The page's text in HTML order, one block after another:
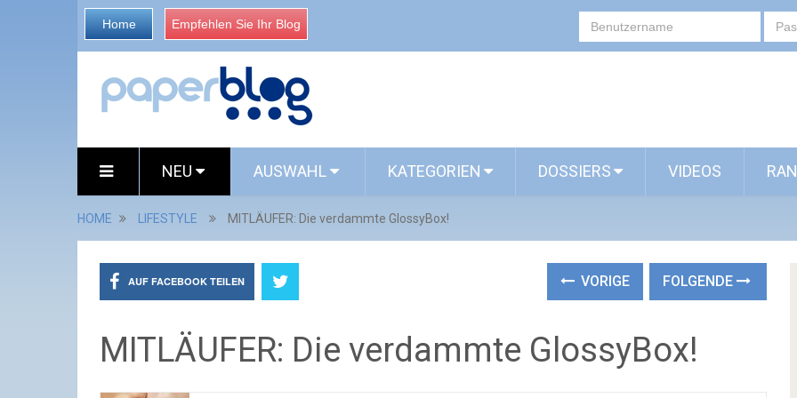
Home Empfehlen Sie Ihr Blog
NEU AUSWAHL KATEGORIEN DOSSIERS VIDEOS
HOME LIFESTYLE MITLÄUFER: Die verdammte GlossyBox!
AUF FACEBOOK TEILEN VORIGE FOLGENDE
MITLÄUFER: Die verdammte GlossyBox!